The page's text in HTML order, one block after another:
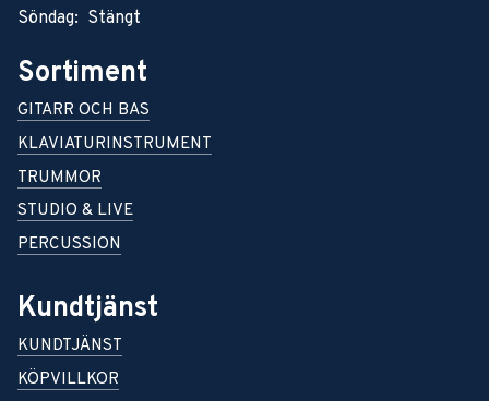
Söndag: Stängt
Sortiment
GITARR OCH BAS
KLAVIATURINSTRUMENT
TRUMMOR
STUDIO & LIVE
PERCUSSION
Kundtjänst
KUNDTJÄNST
KÖPVILLKOR